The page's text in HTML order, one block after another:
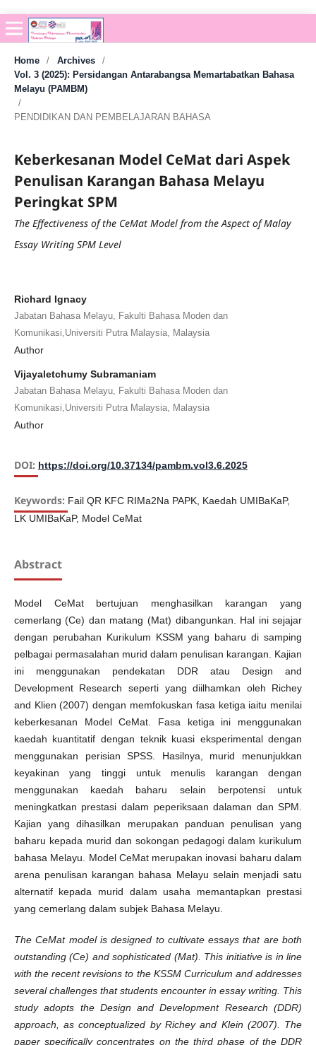
Home / Archives
/
Vol. 3 (2025): Persidangan Antarabangsa Memartabatkan Bahasa
Melayu (PAMBM)
/
PENDIDIKAN DAN PEMBELAJARAN BAHASA
Keberkesanan Model CeMat dari Aspek
Penulisan Karangan Bahasa Melayu
Peringkat SPM
The Effectiveness of the CeMat Model from the Aspect of Malay
Essay Writing SPM Level
Richard Ignacy
Jabatan Bahasa Melayu, Fakulti Bahasa Moden dan
Komunikasi,Universiti Putra Malaysia, Malaysia
Author
Vijayaletchumy Subramaniam
Jabatan Bahasa Melayu, Fakulti Bahasa Moden dan
Komunikasi,Universiti Putra Malaysia, Malaysia
Author
DOI: https://doi.org/10.37134/pambm.vol3.6.2025
Keywords: Fail QR KFC RIMa2Na PAPK, Kaedah UMIBaKaP,
LK UMIBaKaP, Model CeMat
Abstract
Model CeMat bertujuan menghasilkan karangan yang
cemerlang (Ce) dan matang (Mat) dibangunkan. Hal ini sejajar
dengan perubahan Kurikulum KSSM yang baharu di samping
pelbagai permasalahan murid dalam penulisan karangan. Kajian
ini menggunakan pendekatan DDR atau Design and
Development Research seperti yang diilhamkan oleh Richey
and Klien (2007) dengan memfokuskan fasa ketiga iaitu menilai
keberkesanan Model CeMat. Fasa ketiga ini menggunakan
kaedah kuantitatif dengan teknik kuasi eksperimental dengan
menggunakan perisian SPSS. Hasilnya, murid menunjukkan
keyakinan yang tinggi untuk menulis karangan dengan
menggunakan kaedah baharu selain berpotensi untuk
meningkatkan prestasi dalam peperiksaan dalaman dan SPM.
Kajian yang dihasilkan merupakan panduan penulisan yang
baharu kepada murid dan sokongan pedagogi dalam kurikulum
bahasa Melayu. Model CeMat merupakan inovasi baharu dalam
arena penulisan karangan bahasa Melayu selain menjadi satu
alternatif kepada murid dalam usaha memantapkan prestasi
yang cemerlang dalam subjek Bahasa Melayu.
The CeMat model is designed to cultivate essays that are both
outstanding (Ce) and sophisticated (Mat). This initiative is in line
with the recent revisions to the KSSM Curriculum and addresses
several challenges that students encounter in essay writing. This
study adopts the Design and Development Research (DDR)
approach, as conceptualized by Richey and Klein (2007). The
paper specifically concentrates on the third phase of the DDR